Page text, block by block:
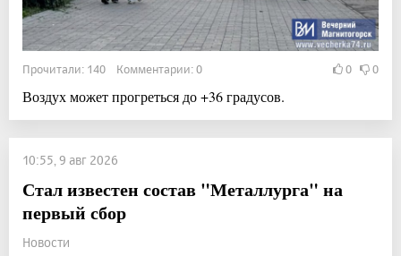
Прочитали: 140 Комментарии: 0 0 0
Воздух может прогреться до +36 градусов.
10:55, 9 авг 2026
Стал известен состав "Металлурга" на
первый сбор
Новости